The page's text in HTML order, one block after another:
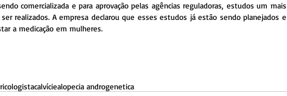
comercializada e para aprovação pelas agências reguladoras, estudos um mais
realizados. A empresa declarou que esses estudos já estão sendo planejados e
a medicação em mulheres.
calvíciealopecia androgenetica